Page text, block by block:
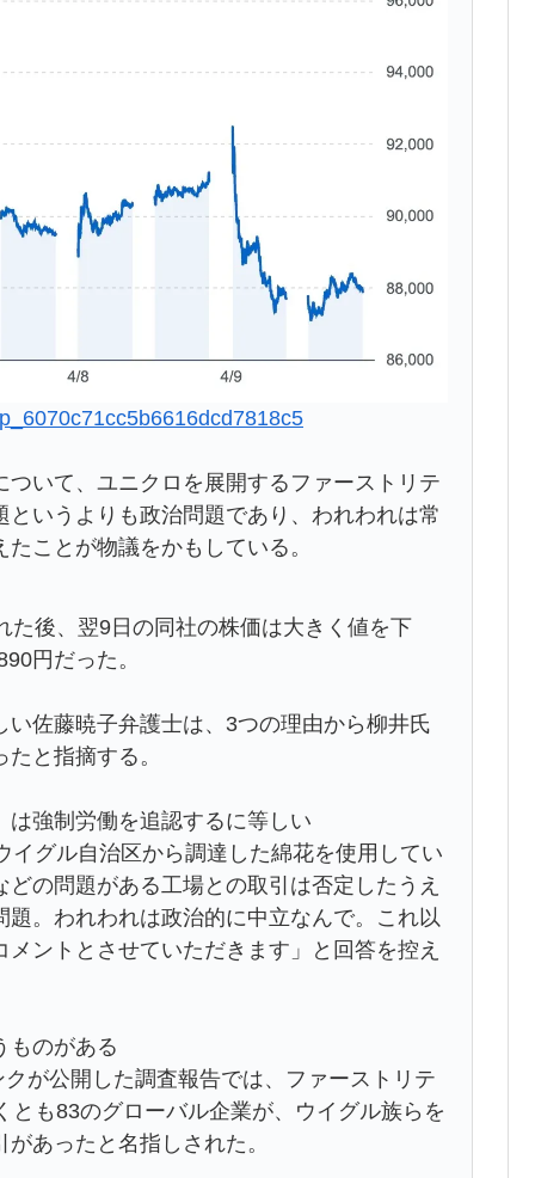
いて、ユニクロを展開するファーストリテ
いうよりも政治問題であり、われわれは常
ことが物議をかもしている。
後、翌9日の同社の株価は大きく値を下
円だった。
佐藤暁子弁護士は、3つの理由から柳井氏
と指摘する。
強制労働を追認するに等しい
グル自治区から調達した綿花を使用してい
の問題がある工場との取引は否定したうえ
。われわれは政治的に中立なんで。これ以
ントとさせていただきます」と回答を控え
ものがある
が公開した調査報告では、ファーストリテ
も83のグローバル企業が、ウイグル族らを
あったと名指しされた。